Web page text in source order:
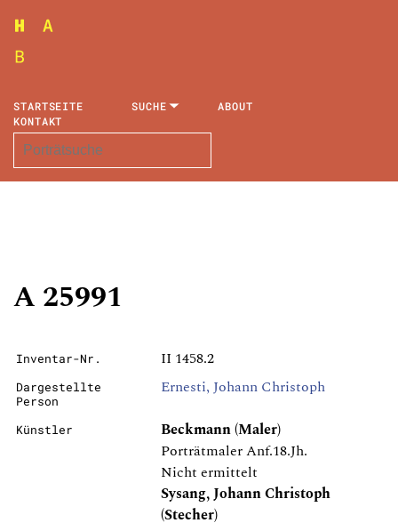
STARTSEITE SUCHE
ABOUT
KONTAKT
A 25991
Inventar-Nr. II 1458.2
Dargestellte
Person
Ernesti, Johann Christoph
Künstler
Beckmann (Maler)
Porträtmaler Anf.18.Jh.
Nicht ermittelt
Sysang, Johann Christoph
(Stecher)